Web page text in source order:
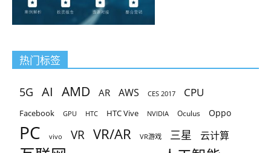
热门标签
5G AI AMD AR AWS CES 2017 CPU
Facebook GPU HTC HTC Vive NVIDIA Oculus Oppo
PC vivo VR VR/AR VR游戏 三星 云计算